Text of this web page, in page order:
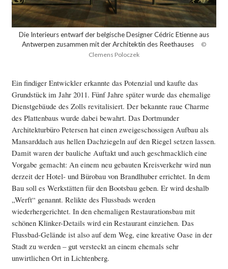
Die Interieurs entwarf der belgische Designer Cédric Etienne aus
Antwerpen zusammen mit der Architektin des Reethauses
©
Clemens Poloczek
Ein findiger Entwickler erkannte das Potenzial und kaufte das
Grundstück im Jahr 2011. Fünf Jahre später wurde das ehemalige
Dienstgebäude des Zolls revitalisiert. Der bekannte raue Charme
des Plattenbaus wurde dabei bewahrt. Das Dortmunder
Architekturbüro Petersen hat einen zweigeschossigen Aufbau als
Mansarddach aus hellen Dachziegeln auf den Riegel setzen lassen.
Damit waren der bauliche Auftakt und auch geschmacklich eine
Vorgabe gemacht: An einem neu gebauten Kreisverkehr wird nun
derzeit der Hotel- und Bürobau von Brandlhuber errichtet. In dem
Bau soll es Werkstätten für den Bootsbau geben. Er wird deshalb
„Werft“ genannt. Relikte des Flussbads werden
wiederhergerichtet. In den ehemaligen Restaurationsbau mit
schönen Klinker-Details wird ein Restaurant einziehen. Das
Flussbad-Gelände ist also auf dem Weg, eine kreative Oase in der
Stadt zu werden – gut versteckt an einem ehemals sehr
unwirtlichen Ort in Lichtenberg.